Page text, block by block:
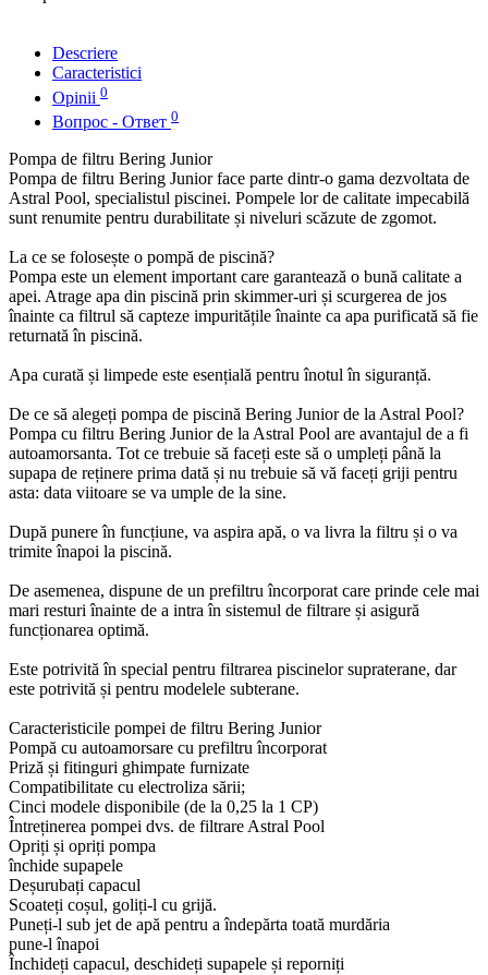
Descriere
Caracteristici
Opinii 0
Вопрос - Ответ 0
Pompa de filtru Bering Junior
Pompa de filtru Bering Junior face parte dintr-o gama dezvoltata de
Astral Pool, specialistul piscinei. Pompele lor de calitate impecabilă
sunt renumite pentru durabilitate și niveluri scăzute de zgomot.
La ce se folosește o pompă de piscină?
Pompa este un element important care garantează o bună calitate a
apei. Atrage apa din piscină prin skimmer-uri și scurgerea de jos
înainte ca filtrul să capteze impuritățile înainte ca apa purificată să fie
returnată în piscină.
Apa curată și limpede este esențială pentru înotul în siguranță.
De ce să alegeți pompa de piscină Bering Junior de la Astral Pool?
Pompa cu filtru Bering Junior de la Astral Pool are avantajul de a fi
autoamorsanta. Tot ce trebuie să faceți este să o umpleți până la
supapa de reținere prima dată și nu trebuie să vă faceți griji pentru
asta: data viitoare se va umple de la sine.
După punere în funcțiune, va aspira apă, o va livra la filtru și o va
trimite înapoi la piscină.
De asemenea, dispune de un prefiltru încorporat care prinde cele mai
mari resturi înainte de a intra în sistemul de filtrare și asigură
funcționarea optimă.
Este potrivită în special pentru filtrarea piscinelor supraterane, dar
este potrivită și pentru modelele subterane.
Caracteristicile pompei de filtru Bering Junior
Pompă cu autoamorsare cu prefiltru încorporat
Priză și fitinguri ghimpate furnizate
Compatibilitate cu electroliza sării;
Cinci modele disponibile (de la 0,25 la 1 CP)
Întreținerea pompei dvs. de filtrare Astral Pool
Opriți și opriți pompa
închide supapele
Deșurubați capacul
Scoateți coșul, goliți-l cu grijă.
Puneți-l sub jet de apă pentru a îndepărta toată murdăria
pune-l înapoi
Închideți capacul, deschideți supapele și reporniți